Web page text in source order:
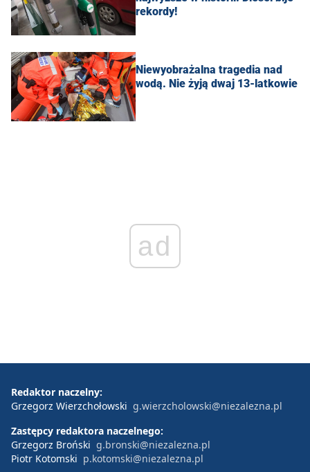
rekordy!
Niewyobrażalna tragedia nad
wodą. Nie żyją dwaj 13-latkowie
ad
Redaktor naczelny:
Grzegorz Wierzchołowski g.wierzcholowski@niezalezna.pl
Zastępcy redaktora naczelnego:
Grzegorz Broński g.bronski@niezalezna.pl
Piotr Kotomski p.kotomski@niezalezna.pl